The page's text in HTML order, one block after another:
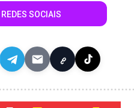
SOCIAIS